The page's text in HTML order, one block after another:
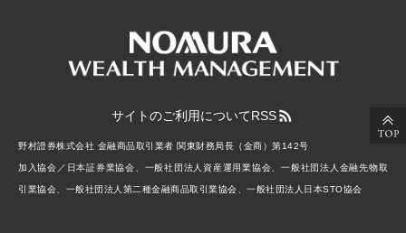
サイトのご利用についてRSS
野村證券株式会社 金融商品取引業者 関東財務局長（金商）第142号
加入協会／日本証券業協会、一般社団法人資産運用業協会、一般社団法人金融先物取
引業協会、一般社団法人第二種金融商品取引業協会、一般社団法人日本STO協会